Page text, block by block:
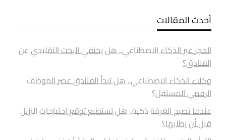
أحدث المقالات
الحجز عبر الذكاء الاصطناعي.. هل يختفي البحث التقليدي عن
الفنادق؟
وكلاء الذكاء الاصطناعي.. هل تبدأ الفنادق عصر الموظف
الرقمي المستقل؟
عندما تصبح الغرفة ذكية.. هل تستطيع توقع احتياجات النزيل
قبل أن يطلبها؟